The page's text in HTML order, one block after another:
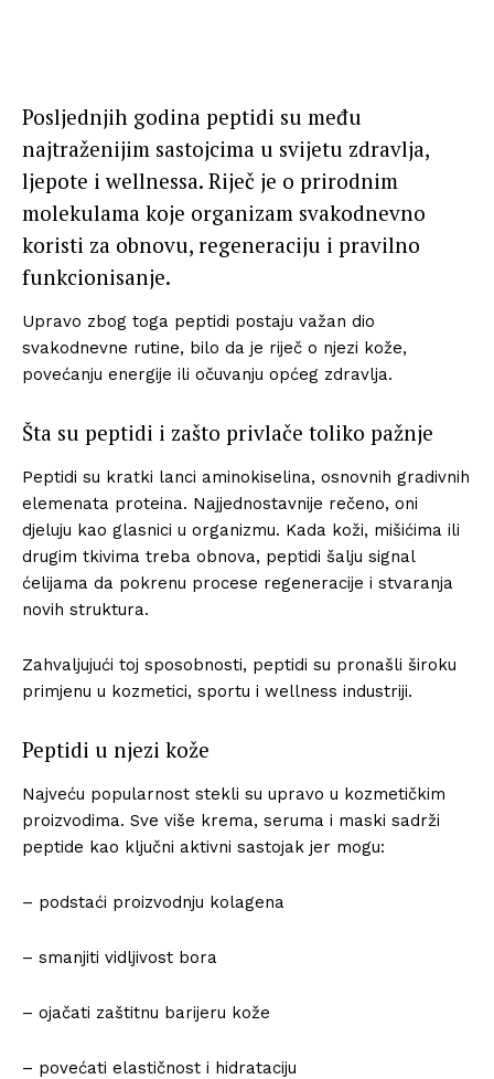
Posljednjih godina peptidi su među
najtraženijim sastojcima u svijetu zdravlja,
ljepote i wellnessa. Riječ je o prirodnim
molekulama koje organizam svakodnevno
koristi za obnovu, regeneraciju i pravilno
funkcionisanje.
Upravo zbog toga peptidi postaju važan dio
svakodnevne rutine, bilo da je riječ o njezi kože,
povećanju energije ili očuvanju općeg zdravlja.
Šta su peptidi i zašto privlače toliko pažnje
Peptidi su kratki lanci aminokiselina, osnovnih gradivnih
elemenata proteina. Najjednostavnije rečeno, oni
djeluju kao glasnici u organizmu. Kada koži, mišićima ili
drugim tkivima treba obnova, peptidi šalju signal
ćelijama da pokrenu procese regeneracije i stvaranja
novih struktura.
Zahvaljujući toj sposobnosti, peptidi su pronašli široku
primjenu u kozmetici, sportu i wellness industriji.
Peptidi u njezi kože
Najveću popularnost stekli su upravo u kozmetičkim
proizvodima. Sve više krema, seruma i maski sadrži
peptide kao ključni aktivni sastojak jer mogu:
– podstaći proizvodnju kolagena
– smanjiti vidljivost bora
– ojačati zaštitnu barijeru kože
– povećati elastičnost i hidrataciju